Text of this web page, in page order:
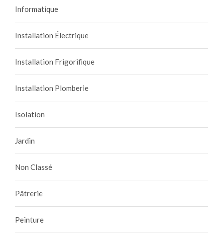
Informatique
Installation Électrique
Installation Frigorifique
Installation Plomberie
Isolation
Jardin
Non Classé
Pâtrerie
Peinture